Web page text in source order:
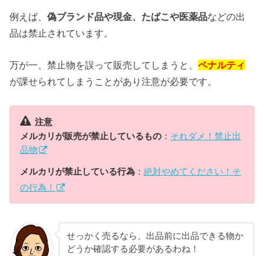
例えば、偽ブランド品や現金、たばこや医薬品などの出
品は禁止されています。
万が一、禁止物を誤って販売してしまうと、ペナルティ
が課せられてしまうことがあり注意が必要です。
注意
メルカリが販売が禁止しているもの ： それダメ！禁止出
品物
メルカリが禁止している行為 ：絶対やめてください！そ
の行為！
せっかく売るなら、出品前に出品できる物か
どうか確認する必要があるわね！